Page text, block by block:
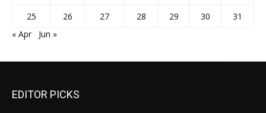
25
26 27 28 29 30
31
« Apr
Jun »
EDITOR PICKS